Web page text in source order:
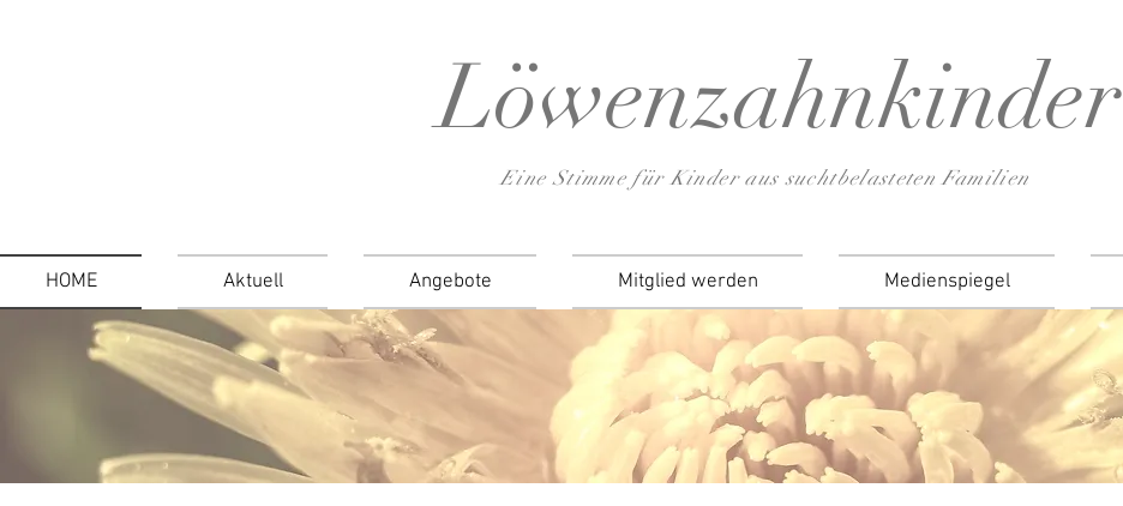
Löwenzahnkinder
Eine Stimme für Kinder aus suchtbelasteten Familien
HOME Aktuell Angebote Mitglied werden Medienspiegel